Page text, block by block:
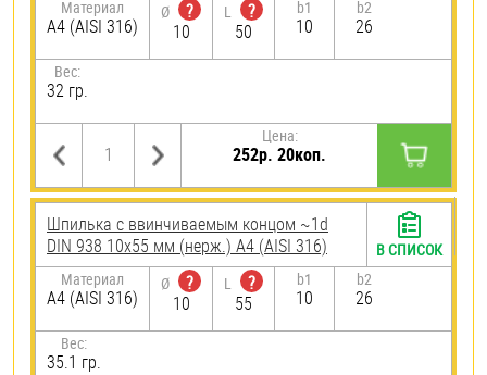
Материал
A4 (AISI 316)
Ø
?
10
L
?
50
b1
10
b2
26
Вес:
32 гр.
Цена:
252р. 20коп.
Шпилька c ввинчиваемым концом ~1d
DIN 938 10х55 мм (нерж.) A4 (AISI 316)
Материал
A4 (AISI 316)
Ø
?
10
L
?
55
b1
10
b2
26
Вес:
35.1 гр.
В СПИСОК